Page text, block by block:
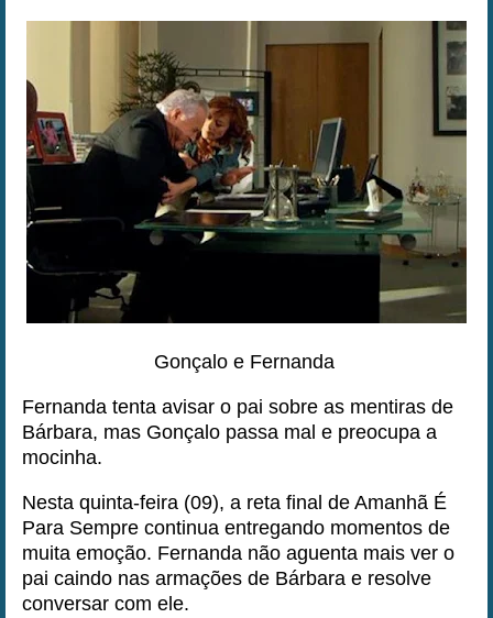
Gonçalo e Fernanda
Fernanda tenta avisar o pai sobre as mentiras de
Bárbara, mas Gonçalo passa mal e preocupa a
mocinha.
Nesta quinta-feira (09), a reta final de Amanhã É
Para Sempre continua entregando momentos de
muita emoção. Fernanda não aguenta mais ver o
pai caindo nas armações de Bárbara e resolve
conversar com ele.